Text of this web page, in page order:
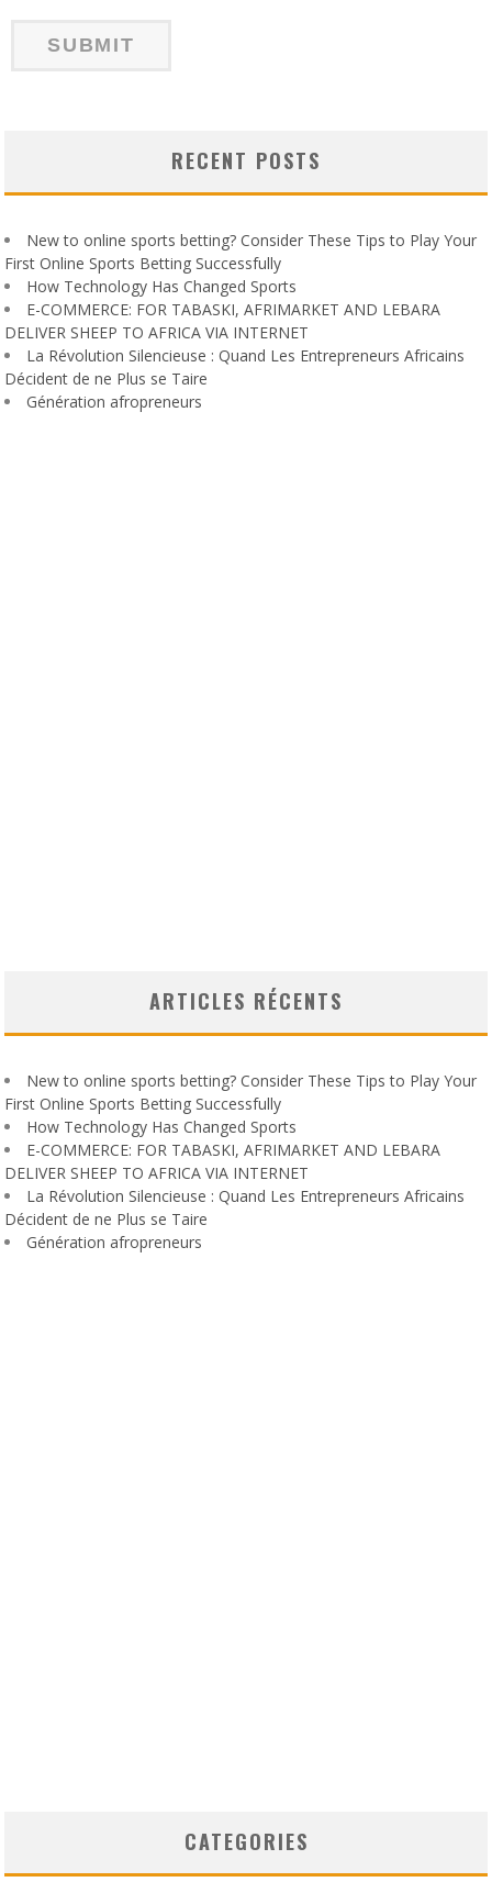
RECENT POSTS
New to online sports betting? Consider These Tips to Play Your
First Online Sports Betting Successfully
How Technology Has Changed Sports
E-COMMERCE: FOR TABASKI, AFRIMARKET AND LEBARA
DELIVER SHEEP TO AFRICA VIA INTERNET
La Révolution Silencieuse : Quand Les Entrepreneurs Africains
Décident de ne Plus se Taire
Génération afropreneurs
ARTICLES RÉCENTS
New to online sports betting? Consider These Tips to Play Your
First Online Sports Betting Successfully
How Technology Has Changed Sports
E-COMMERCE: FOR TABASKI, AFRIMARKET AND LEBARA
DELIVER SHEEP TO AFRICA VIA INTERNET
La Révolution Silencieuse : Quand Les Entrepreneurs Africains
Décident de ne Plus se Taire
Génération afropreneurs
CATEGORIES